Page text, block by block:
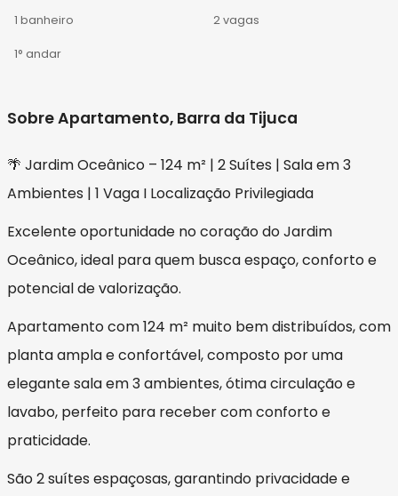
1 banheiro 2 vagas
1° andar
Sobre Apartamento, Barra da Tijuca
🌴 Jardim Oceânico – 124 m² | 2 Suítes | Sala em 3
Ambientes | 1 Vaga I Localização Privilegiada
Excelente oportunidade no coração do Jardim
Oceânico, ideal para quem busca espaço, conforto e
potencial de valorização.
Apartamento com 124 m² muito bem distribuídos, com
planta ampla e confortável, composto por uma
elegante sala em 3 ambientes, ótima circulação e
lavabo, perfeito para receber com conforto e
praticidade.
São 2 suítes espaçosas, garantindo privacidade e